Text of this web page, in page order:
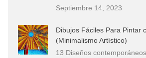
Septiembre 14, 2023
Dibujos Fáciles Para Pintar
(Minimalismo Artístico)
13 Diseños